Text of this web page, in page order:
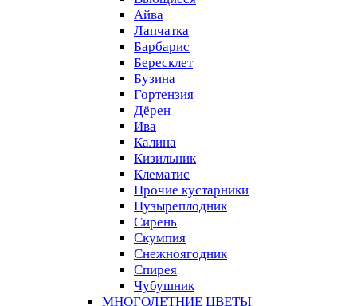
Айва
Лапчатка
Барбарис
Бересклет
Бузина
Гортензия
Дёрен
Ива
Калина
Кизильник
Клематис
Прочие кустарники
Пузыреплодник
Сирень
Скумпия
Снежноягодник
Спирея
Чубушник
МНОГОЛЕТНИЕ ЦВЕТЫ